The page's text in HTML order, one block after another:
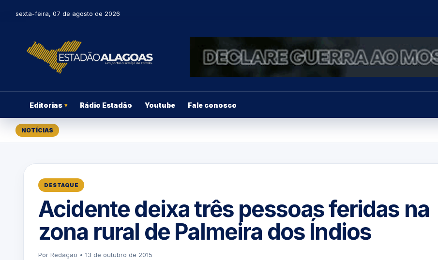
sexta-feira, 07 de agosto de 2026
Editorias ▾ Rádio Estadão Youtube Fale conosco
NOTÍCIAS
DESTAQUE
Acidente deixa três pessoas feridas na
zona rural de Palmeira dos Índios
Por Redação • 13 de outubro de 2015